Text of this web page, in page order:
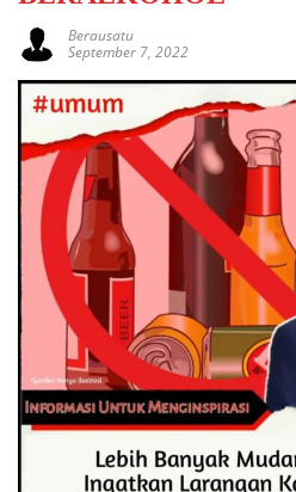
Berausatu
September 7, 2022